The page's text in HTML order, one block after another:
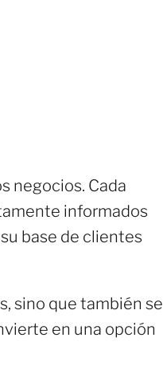
negocios. Cada
informados
base de clientes
sino que también se
en una opción